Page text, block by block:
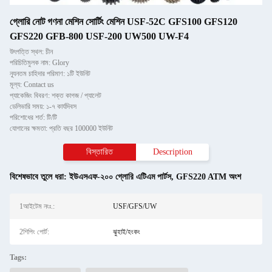
গ্লোরি নোট গণনা মেশিন সোর্টিং মেশিন USF-52C GFS100 GFS120
GFS220 GFB-800 USF-200 UW500 UW-F4
উৎপত্তি স্থল: চীন
পরিচিতিমুলক নাম: Glory
ন্যূনতম চাহিদার পরিমাণ: ১টি ইউনিট
মূল্য: Contact us
প্যাকেজিং বিবরণ: শক্ত কাগজ / প্যালেট
ডেলিভারি সময়: ১-৭ কার্যদিবস
পরিশোধের শর্ত: টি/টি
যোগানের ক্ষমতা: প্রতি বছর 100000 ইউনিট
বিস্তারিত Description
বিশেষভাবে তুলে ধরা: ইউএসএফ-২০০ গ্লোরি এটিএম পার্টস, GFS220 ATM অংশ
1আইটেম নংঃ.: USF/GFS/UW
2শিপিং পোর্ট: ঝুহাই/হংকং
Tags: